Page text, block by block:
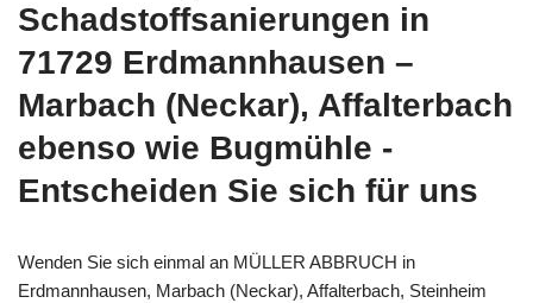
Schadstoffsanierungen in
71729 Erdmannhausen –
Marbach (Neckar), Affalterbach
ebenso wie Bugmühle -
Entscheiden Sie sich für uns
Wenden Sie sich einmal an MÜLLER ABBRUCH in
Erdmannhausen, Marbach (Neckar), Affalterbach, Steinheim